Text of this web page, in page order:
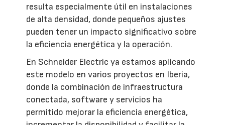
resulta especialmente útil en instalaciones
de alta densidad, donde pequeños ajustes
pueden tener un impacto significativo sobre
la eficiencia energética y la operación.
En Schneider Electric ya estamos aplicando
este modelo en varios proyectos en Iberia,
donde la combinación de infraestructura
conectada, software y servicios ha
permitido mejorar la eficiencia energética,